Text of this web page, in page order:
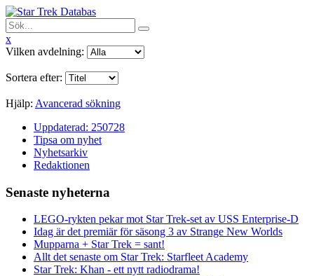
x
Vilken avdelning:
Sortera efter:
Hjälp: Avancerad sökning
Uppdaterad: 250728
Tipsa om nyhet
Nyhetsarkiv
Redaktionen
Senaste nyheterna
LEGO-rykten pekar mot Star Trek-set av USS Enterprise-D
Idag är det premiär för säsong 3 av Strange New Worlds
Mupparna + Star Trek = sant!
Allt det senaste om Star Trek: Starfleet Academy
Star Trek: Khan - ett nytt radiodrama!